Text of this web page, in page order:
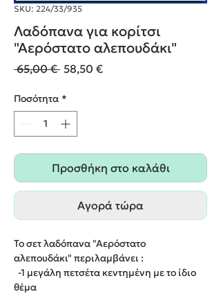
SKU: 224/33/935
Λαδόπανα για κορίτσι
"Αερόστατο αλεπουδάκι"
65,00 € Κανονική
58,50 €Τιμή
Ποσότητα *
Προσθήκη στο καλάθι
Αγορά τώρα
Το σετ λαδόπανα "Αερόστατο
αλεπουδάκι" περιλαμβάνει :
-1 μεγάλη πετσέτα κεντημένη με το ίδιο
θέμα